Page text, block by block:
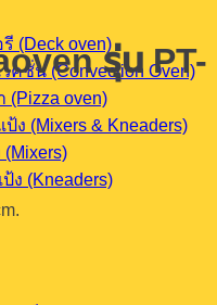
รี (Deck oven)
คชั่น (Convection Oven)
(Pizza oven)
ง (Mixers & Kneaders)
(Mixers)
ง (Kneaders)
รุ่น PT-